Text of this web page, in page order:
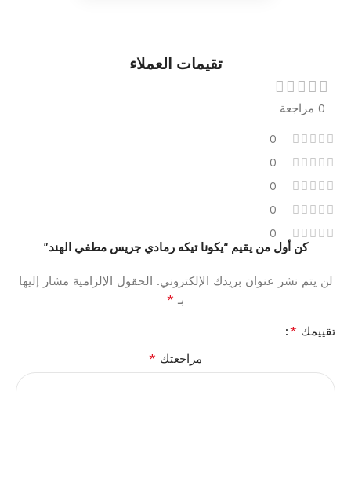
تقيمات العملاء
0 مراجعة
0
0
0
0
0
كن أول من يقيم “يكونا تيكه رمادي جريس مطفي الهند”
لن يتم نشر عنوان بريدك الإلكتروني. الحقول الإلزامية مشار إليها
بـ *
تقييمك *
مراجعتك *